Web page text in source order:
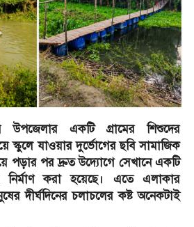
উপজেলার একটি গ্রামের শিশুদের
স্কুলে যাওয়ার দুর্ভোগের ছবি সামাজিক
পড়ার পর দ্রুত উদ্যোগে সেখানে একটি
নির্মাণ করা হয়েছে। এতে এলাকার
দীর্ঘদিনের চলাচলের কষ্ট অনেকটাই